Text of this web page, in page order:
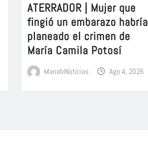
ATERRADOR | Mujer que
fingió un embarazo habría
planeado el crimen de
María Camila Potosí
ManabiNoticias Ago 4, 2026